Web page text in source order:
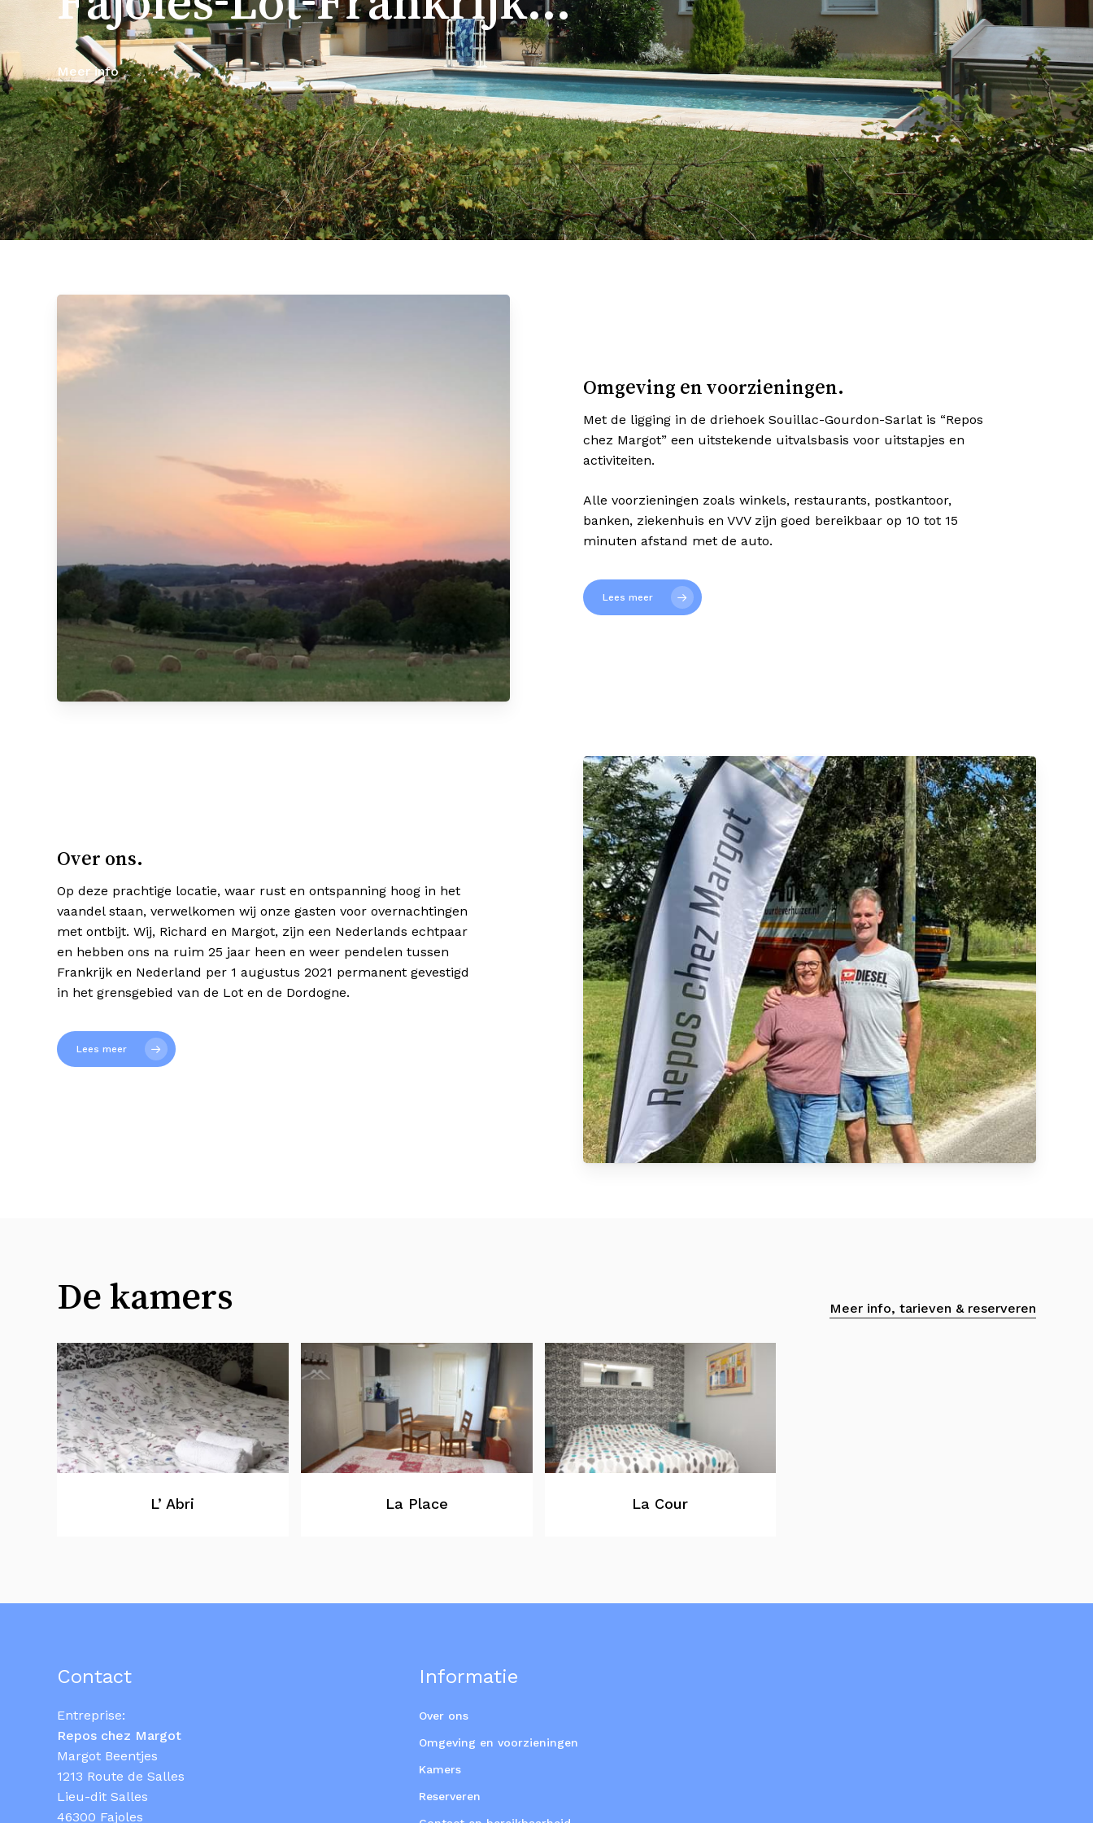
Geen producten in de winkelwagen.
Go to shop
Meer info
Omgeving en voorzieningen.
Met de ligging in de driehoek Souillac-Gourdon-Sarlat is “Repos
chez Margot” een uitstekende uitvalsbasis voor uitstapjes en
activiteiten.
Alle voorzieningen zoals winkels, restaurants, postkantoor,
banken, ziekenhuis en VVV zijn goed bereikbaar op 10 tot 15
minuten afstand met de auto.
Lees meer
Over ons.
Op deze prachtige locatie, waar rust en ontspanning hoog in het
vaandel staan, verwelkomen wij onze gasten voor overnachtingen
met ontbijt. Wij, Richard en Margot, zijn een Nederlands echtpaar
en hebben ons na ruim 25 jaar heen en weer pendelen tussen
Frankrijk en Nederland per 1 augustus 2021 permanent gevestigd
in het grensgebied van de Lot en de Dordogne.
Lees meer
De kamers Meer info, tarieven & reserveren
L’ Abri La Place La Cour
Contact
Entreprise:
Repos chez Margot
Margot Beentjes
1213 Route de Salles
Lieu-dit Salles
46300 Fajoles
Informatie
Over ons
Omgeving en voorzieningen
Kamers
Reserveren